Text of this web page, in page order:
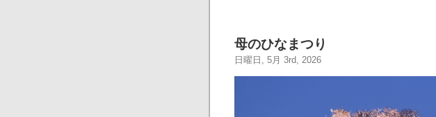
母のひなまつり
日曜日, 5月 3rd, 2026